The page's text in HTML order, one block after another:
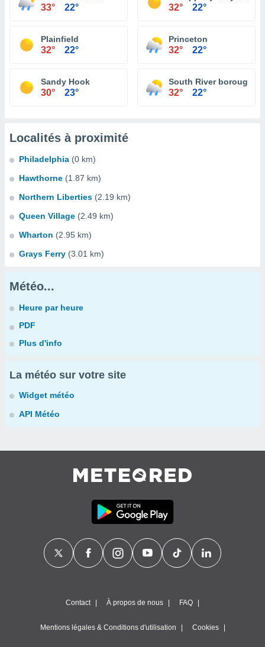
33° 22° 32° 22°
Plainfield
32° 22°
Princeton
32° 22°
Sandy Hook
30° 23°
South River borough
32° 22°
Localités à proximité
Philadelphia (0 km)
Hawthorne (1.87 km)
Northern Liberties (2.19 km)
Queen Village (2.49 km)
Wharton (2.95 km)
Grays Ferry (3.01 km)
Météo...
Heure par heure
PDF
Plus d'info
La météo sur votre site
Widget météo
API Météo
Contact À propos de nous FAQ
Mentions légales & Conditions d'utilisation Cookies